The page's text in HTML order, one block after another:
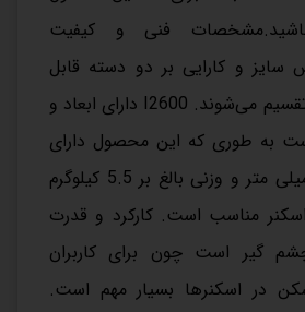
فنی و کیفیت
سایز و کارایی بر دو دسته قابل
حمل و غیر قابل حمل تقسیم می‌شوند. I2600 دارای ابعاد و
به طوری که این محصول دارای
ابعاد 330x162x246 میلی متر و وزنی بالغ بر 5.5 کیلوگرم
مناسب است. کارکرد و قدرت
گیر است چون برای کاربران
در اسکنرها بسیار مهم است.